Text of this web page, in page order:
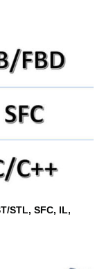
STL, SFC, IL,